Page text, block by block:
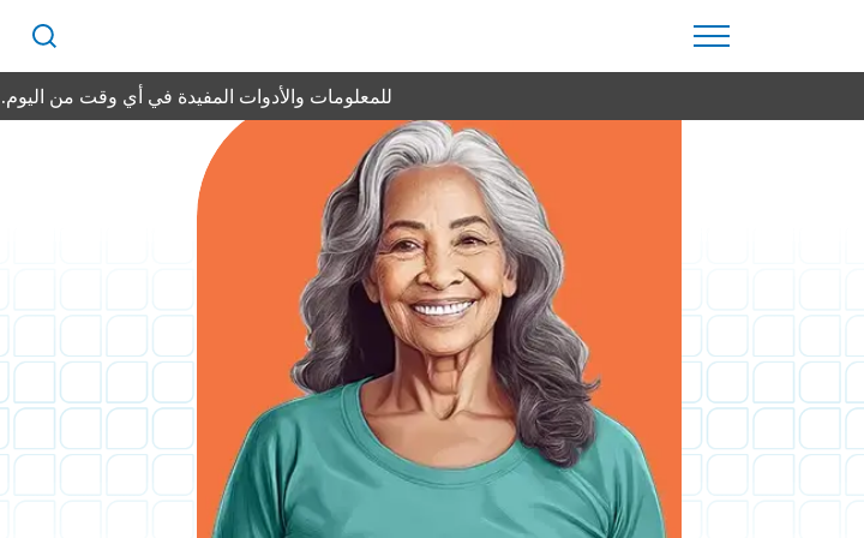
بحث
للمعلومات والأدوات المفيدة في أي وقت من اليوم.